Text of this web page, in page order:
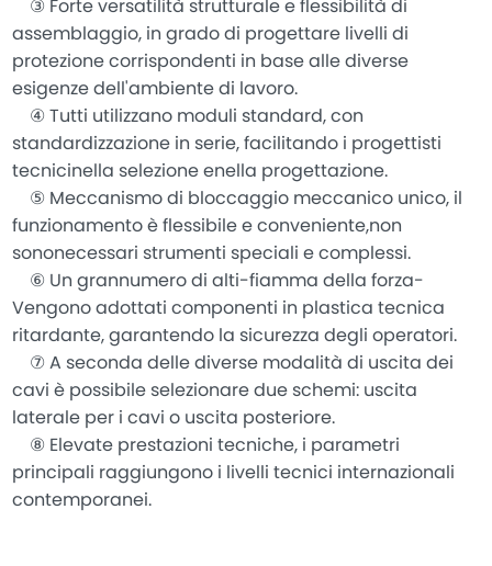
③ Forte versatilità strutturale e flessibilità di
assemblaggio, in grado di progettare livelli di
protezione corrispondenti in base alle diverse
esigenze dell'ambiente di lavoro.
④ Tutti utilizzano moduli standard, con
standardizzazione in serie, facilitando i progettisti
tecnicinella selezione enella progettazione.
⑤ Meccanismo di bloccaggio meccanico unico, il
funzionamento è flessibile e conveniente,non
sononecessari strumenti speciali e complessi.
⑥ Un grannumero di alti-fiamma della forza-
Vengono adottati componenti in plastica tecnica
ritardante, garantendo la sicurezza degli operatori.
⑦ A seconda delle diverse modalità di uscita dei
cavi è possibile selezionare due schemi: uscita
laterale per i cavi o uscita posteriore.
⑧ Elevate prestazioni tecniche, i parametri
principali raggiungono i livelli tecnici internazionali
contemporanei.